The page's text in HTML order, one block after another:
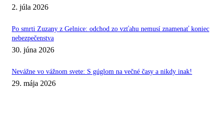
2. júla 2026
Po smrti Zuzany z Gelnice: odchod zo vzťahu nemusí znamenať koniec
nebezpečenstva
30. júna 2026
Nevážne vo vážnom svete: S gúglom na večné časy a nikdy inak!
29. mája 2026